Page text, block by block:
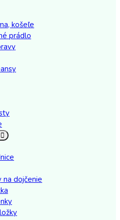
košeľe
prádlo
na dojčenie